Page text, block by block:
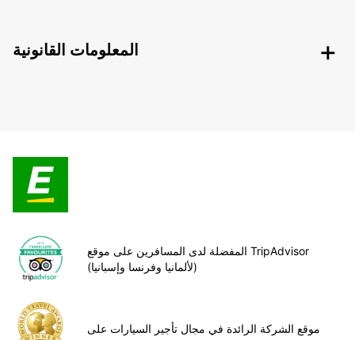
المعلومات القانونية
المفضلة لدى المسافرين على موقع TripAdvisor
(لألمانيا وفرنسا وإسبانيا)
موقع الشركة الرائدة في مجال تأجير السيارات على